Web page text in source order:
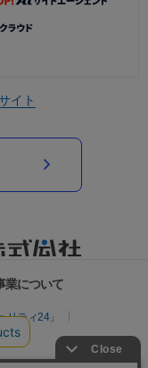
イト
業について
ティ24」